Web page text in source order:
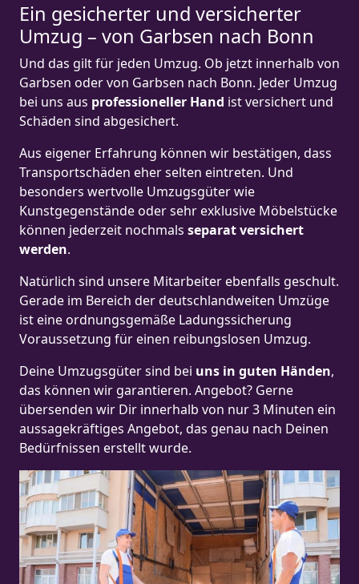
Ein gesicherter und versicherter
Umzug – von Garbsen nach Bonn
Und das gilt für jeden Umzug. Ob jetzt innerhalb von
Garbsen oder von Garbsen nach Bonn. Jeder Umzug
bei uns aus professioneller Hand ist versichert und
Schäden sind abgesichert.
Aus eigener Erfahrung können wir bestätigen, dass
Transportschäden eher selten eintreten. Und
besonders wertvolle Umzugsgüter wie
Kunstgegenstände oder sehr exklusive Möbelstücke
können jederzeit nochmals separat versichert
werden.
Natürlich sind unsere Mitarbeiter ebenfalls geschult.
Gerade im Bereich der deutschlandweiten Umzüge
ist eine ordnungsgemäße Ladungssicherung
Voraussetzung für einen reibungslosen Umzug.
Deine Umzugsgüter sind bei uns in guten Händen,
das können wir garantieren. Angebot? Gerne
übersenden wir Dir innerhalb von nur 3 Minuten ein
aussagekräftiges Angebot, das genau nach Deinen
Bedürfnissen erstellt wurde.